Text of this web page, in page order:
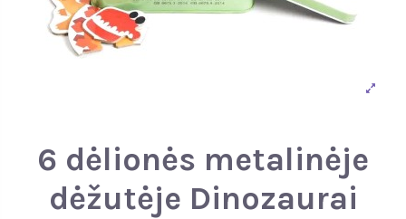
6 dėlionės metalinėje
dėžutėje Dinozaurai